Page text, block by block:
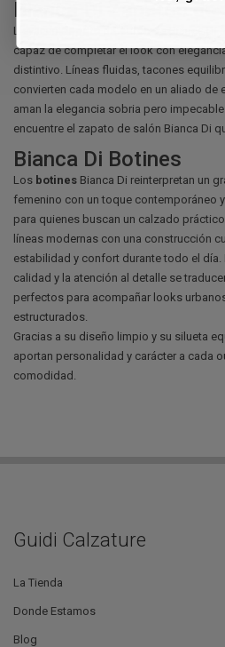
Bianca Di Zapatos de
Llevar un
capaz de completar el look con
distintivo. Líneas fluidas, tacones
convierten cada modelo en un aliado de
aman la elegancia sobria pero
encuentre el zapato de salón Bianca Di
Bianca Di Botines
Los botines Bianca Di reinterpretan un
femenino con un toque contemporáneo
para quienes buscan un calzado
líneas modernas con una construcción
estabilidad y confort durante todo el
calidad y la atención al detalle se
perfectos para acompañar looks
estructurados.
Gracias a su diseño limpio y su silueta
aportan personalidad y carácter a cada
comodidad.
Guidi Calzature
La Tienda
Donde Estamos
Blog